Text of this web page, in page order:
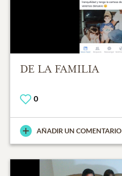
DE LA FAMILIA
0
AÑADIR UN COMENTARIO